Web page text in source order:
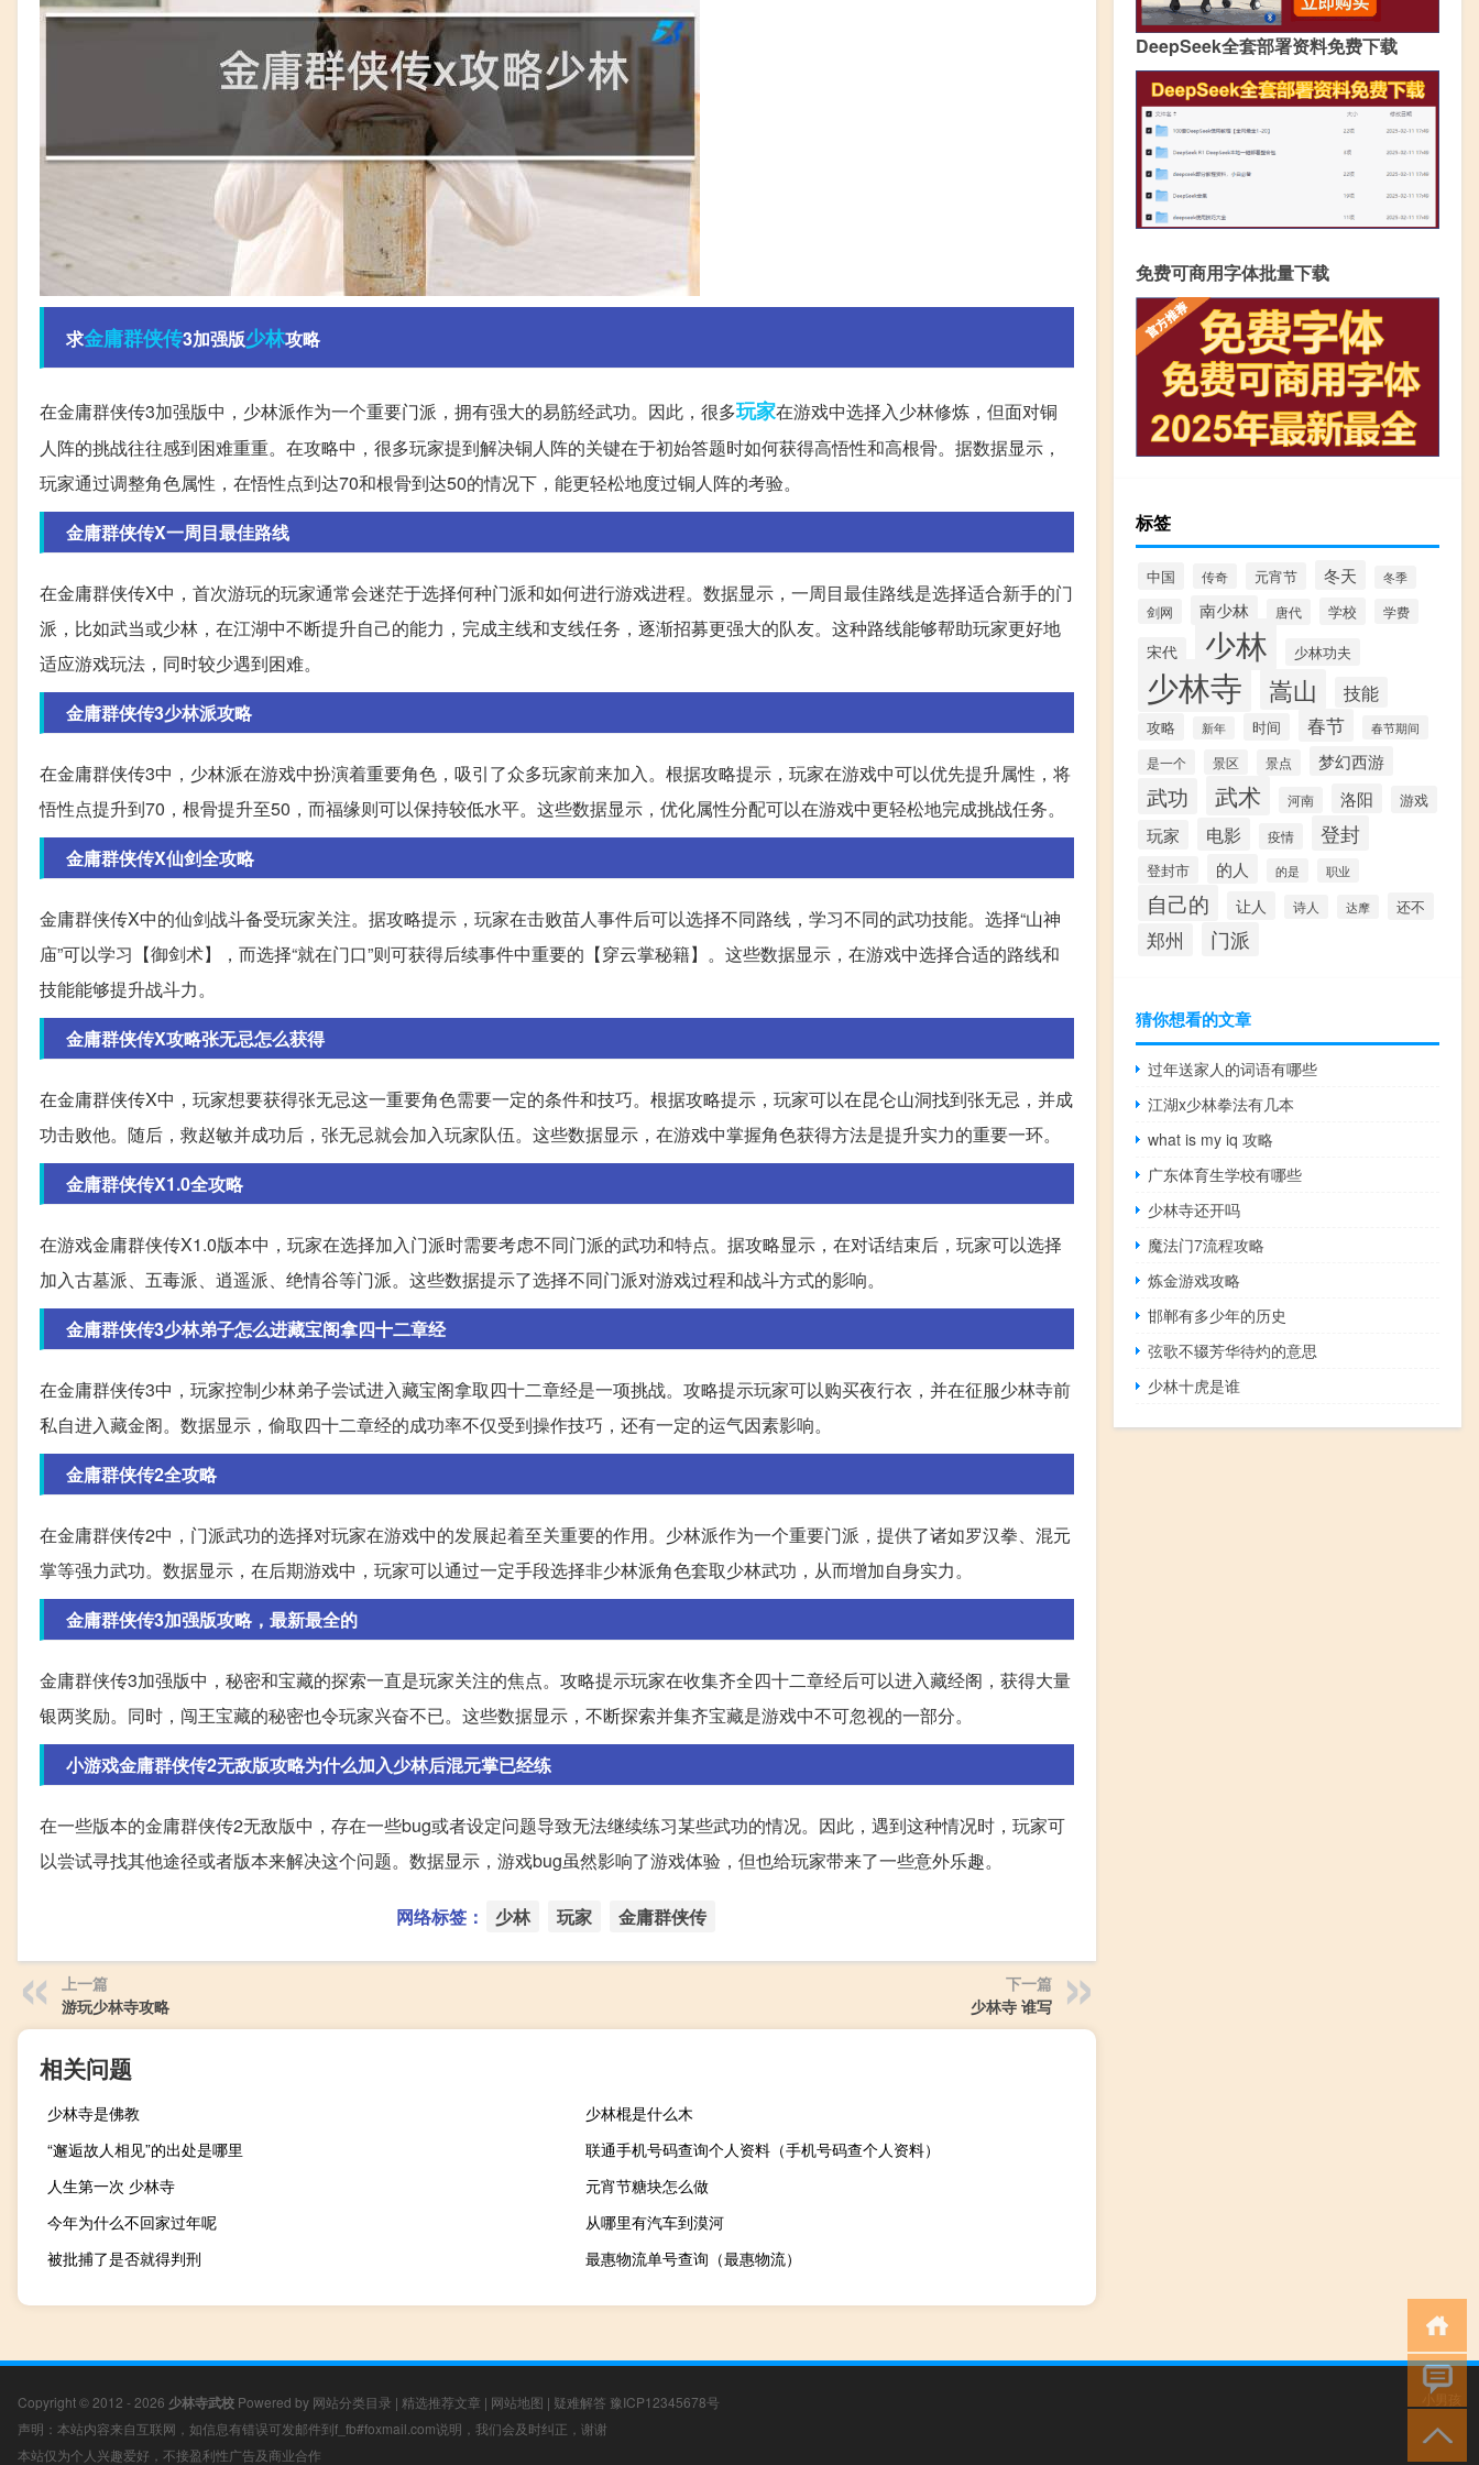
求金庸群侠传3加强版少林攻略
在金庸群侠传3加强版中，少林派作为一个重要门派，拥有强大的易筋经武功。因此，很多玩家在游戏中选择入少林修炼，但面对铜
人阵的挑战往往感到困难重重。在攻略中，很多玩家提到解决铜人阵的关键在于初始答题时如何获得高悟性和高根骨。据数据显示，
玩家通过调整角色属性，在悟性点到达70和根骨到达50的情况下，能更轻松地度过铜人阵的考验。
金庸群侠传X一周目最佳路线
在金庸群侠传X中，首次游玩的玩家通常会迷茫于选择何种门派和如何进行游戏进程。数据显示，一周目最佳路线是选择适合新手的门
派，比如武当或少林，在江湖中不断提升自己的能力，完成主线和支线任务，逐渐招募更强大的队友。这种路线能够帮助玩家更好地
适应游戏玩法，同时较少遇到困难。
金庸群侠传3少林派攻略
在金庸群侠传3中，少林派在游戏中扮演着重要角色，吸引了众多玩家前来加入。根据攻略提示，玩家在游戏中可以优先提升属性，将
悟性点提升到70，根骨提升至50，而福缘则可以保持较低水平。这些数据显示，优化属性分配可以在游戏中更轻松地完成挑战任务。
金庸群侠传X仙剑全攻略
金庸群侠传X中的仙剑战斗备受玩家关注。据攻略提示，玩家在击败苗人事件后可以选择不同路线，学习不同的武功技能。选择“山神
庙”可以学习【御剑术】，而选择“就在门口”则可获得后续事件中重要的【穿云掌秘籍】。这些数据显示，在游戏中选择合适的路线和
技能能够提升战斗力。
金庸群侠传X攻略张无忌怎么获得
在金庸群侠传X中，玩家想要获得张无忌这一重要角色需要一定的条件和技巧。根据攻略提示，玩家可以在昆仑山洞找到张无忌，并成
功击败他。随后，救赵敏并成功后，张无忌就会加入玩家队伍。这些数据显示，在游戏中掌握角色获得方法是提升实力的重要一环。
金庸群侠传X1.0全攻略
在游戏金庸群侠传X1.0版本中，玩家在选择加入门派时需要考虑不同门派的武功和特点。据攻略显示，在对话结束后，玩家可以选择
加入古墓派、五毒派、逍遥派、绝情谷等门派。这些数据提示了选择不同门派对游戏过程和战斗方式的影响。
金庸群侠传3少林弟子怎么进藏宝阁拿四十二章经
在金庸群侠传3中，玩家控制少林弟子尝试进入藏宝阁拿取四十二章经是一项挑战。攻略提示玩家可以购买夜行衣，并在征服少林寺前
私自进入藏金阁。数据显示，偷取四十二章经的成功率不仅受到操作技巧，还有一定的运气因素影响。
金庸群侠传2全攻略
在金庸群侠传2中，门派武功的选择对玩家在游戏中的发展起着至关重要的作用。少林派作为一个重要门派，提供了诸如罗汉拳、混元
掌等强力武功。数据显示，在后期游戏中，玩家可以通过一定手段选择非少林派角色套取少林武功，从而增加自身实力。
金庸群侠传3加强版攻略，最新最全的
金庸群侠传3加强版中，秘密和宝藏的探索一直是玩家关注的焦点。攻略提示玩家在收集齐全四十二章经后可以进入藏经阁，获得大量
银两奖励。同时，闯王宝藏的秘密也令玩家兴奋不已。这些数据显示，不断探索并集齐宝藏是游戏中不可忽视的一部分。
小游戏金庸群侠传2无敌版攻略为什么加入少林后混元掌已经练
在一些版本的金庸群侠传2无敌版中，存在一些bug或者设定问题导致无法继续练习某些武功的情况。因此，遇到这种情况时，玩家可
以尝试寻找其他途径或者版本来解决这个问题。数据显示，游戏bug虽然影响了游戏体验，但也给玩家带来了一些意外乐趣。
网络标签： 少林 玩家 金庸群侠传
上一篇
游玩少林寺攻略
下一篇
少林寺 谁写
相关问题
少林寺是佛教
少林棍是什么木
“邂逅故人相见”的出处是哪里
联通手机号码查询个人资料（手机号码查个人资料）
人生第一次 少林寺
元宵节糖块怎么做
今年为什么不回家过年呢
从哪里有汽车到漠河
被批捕了是否就得判刑
最惠物流单号查询（最惠物流）
DeepSeek全套部署资料免费下载
免费可商用字体批量下载
标签
中国 传奇 元宵节 冬天 冬季
剑网 南少林 唐代 学校 学费
宋代 少林 少林功夫
少林寺 嵩山 技能
攻略 新年 时间 春节 春节期间
是一个 景区 景点 梦幻西游
武功 武术 河南 洛阳 游戏
玩家 电影 疫情 登封
登封市 的人 的是 职业
自己的 让人 诗人 达摩 还不
郑州 门派
猜你想看的文章
过年送家人的词语有哪些
江湖x少林拳法有几本
what is my iq 攻略
广东体育生学校有哪些
少林寺还开吗
魔法门7流程攻略
炼金游戏攻略
邯郸有多少年的历史
弦歌不辍芳华待灼的意思
少林十虎是谁
Copyright © 2012 - 2026 少林寺武校 Powered by 网站分类目录 | 精选推荐文章 | 网站地图 | 疑难解答 豫ICP12345678号
声明：本站内容来自互联网，如信息有错误可发邮件到f_fb#foxmail.com说明，我们会及时纠正，谢谢
本站仅为个人兴趣爱好，不接盈利性广告及商业合作
小男孩